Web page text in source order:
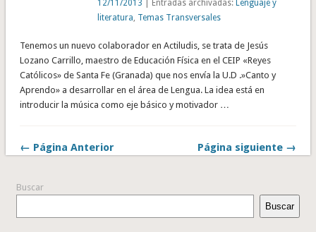
12/11/2013 | Entradas archivadas: Lenguaje y
literatura, Temas Transversales
Tenemos un nuevo colaborador en Actiludis, se trata de Jesús
Lozano Carrillo, maestro de Educación Física en el CEIP «Reyes
Católicos» de Santa Fe (Granada) que nos envía la U.D .»Canto y
Aprendo» a desarrollar en el área de Lengua. La idea está en
introducir la música como eje básico y motivador …
← Página Anterior Página siguiente →
Buscar
Buscar